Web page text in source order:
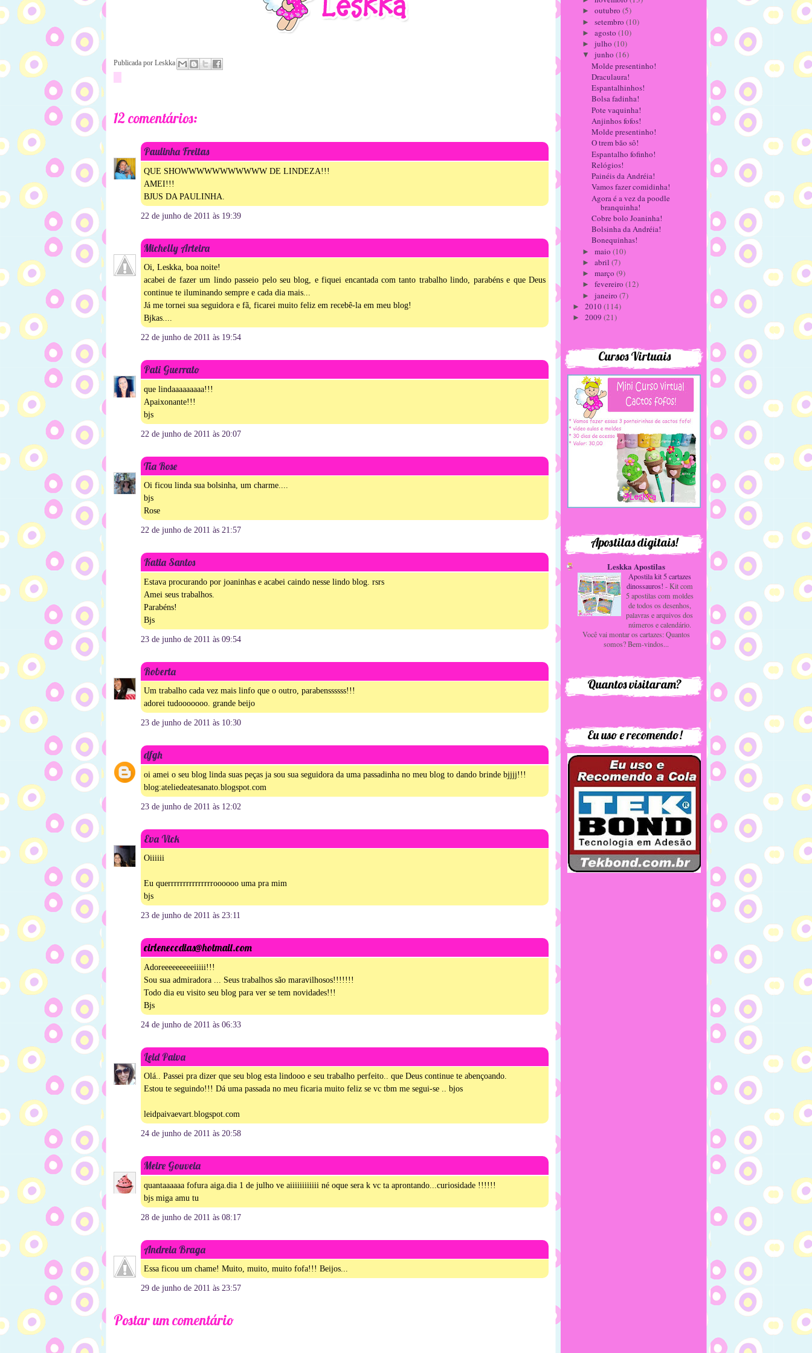
Publicada por Leskka
12 comentários:
Paulinha Freitas
QUE SHOWWWWWWWWWWW DE LINDEZA!!!
AMEI!!!
BJUS DA PAULINHA.
22 de junho de 2011 às 19:39
Michelly Arteira
Oi, Leskka, boa noite!
acabei de fazer um lindo passeio pelo seu blog, e fiquei encantada com tanto trabalho lindo, parabéns e que Deus
continue te iluminando sempre e cada dia mais...
Já me tornei sua seguidora e fã, ficarei muito feliz em recebê-la em meu blog!
Bjkas....
22 de junho de 2011 às 19:54
Pati Guerrato
que lindaaaaaaaaa!!!
Apaixonante!!!
bjs
22 de junho de 2011 às 20:07
Tia Rose
Oi ficou linda sua bolsinha, um charme....
bjs
Rose
22 de junho de 2011 às 21:57
Katia Santos
Estava procurando por joaninhas e acabei caindo nesse lindo blog. rsrs
Amei seus trabalhos.
Parabéns!
Bjs
23 de junho de 2011 às 09:54
Roberta
Um trabalho cada vez mais linfo que o outro, parabenssssss!!!
adorei tudooooooo. grande beijo
23 de junho de 2011 às 10:30
dfgh
oi amei o seu blog linda suas peças ja sou sua seguidora da uma passadinha no meu blog to dando brinde bjjjj!!!
blog:ateliedeatesanato.blogspot.com
23 de junho de 2011 às 12:02
Eva Vick
Oiiiiii
Eu querrrrrrrrrrrrrrroooooo uma pra mim
bjs
23 de junho de 2011 às 23:11
cirleneccdias@hotmail.com
Adoreeeeeeeeeiiiii!!!
Sou sua admiradora ... Seus trabalhos são maravilhosos!!!!!!!
Todo dia eu visito seu blog para ver se tem novidades!!!
Bjs
24 de junho de 2011 às 06:33
Leid Paiva
Olá.. Passei pra dizer que seu blog esta lindooo e seu trabalho perfeito.. que Deus continue te abençoando.
Estou te seguindo!!! Dá uma passada no meu ficaria muito feliz se vc tbm me segui-se .. bjos
leidpaivaevart.blogspot.com
24 de junho de 2011 às 20:58
Meire Gouveia
quantaaaaaa fofura aiga.dia 1 de julho ve aiiiiiiiiiiii né oque sera k vc ta aprontando...curiosidade !!!!!!
bjs miga amu tu
28 de junho de 2011 às 08:17
Andreia Braga
Essa ficou um chame! Muito, muito, muito fofa!!! Beijos...
29 de junho de 2011 às 23:57
Postar um comentário
► outubro (5)
► setembro (10)
► agosto (10)
► julho (10)
▼ junho (16)
Molde presentinho!
Draculaura!
Espantalhinhos!
Bolsa fadinha!
Pote vaquinha!
Anjinhos fofos!
Molde presentinho!
O trem bão sô!
Espantalho fofinho!
Relógios!
Painéis da Andréia!
Vamos fazer comidinha!
Agora é a vez da poodle
branquinha!
Cobre bolo Joaninha!
Bolsinha da Andréia!
Bonequinhas!
► maio (10)
► abril (7)
► março (9)
► fevereiro (12)
► janeiro (7)
► 2010(114)
► 2009 (21)
Cursos Virtuais
Apostilas digitais!
Leskka Apostilas
Apostila kit 5 cartazes
dinossauros! -Kit com
5 apostilas com moldes
de todos os desenhos,
palavras e arquivos dos
números e calendário.
Você vai montar os cartazes: Quantos
somos? Bem-vindos...
Quantos visitaram?
Eu uso e recomendo!